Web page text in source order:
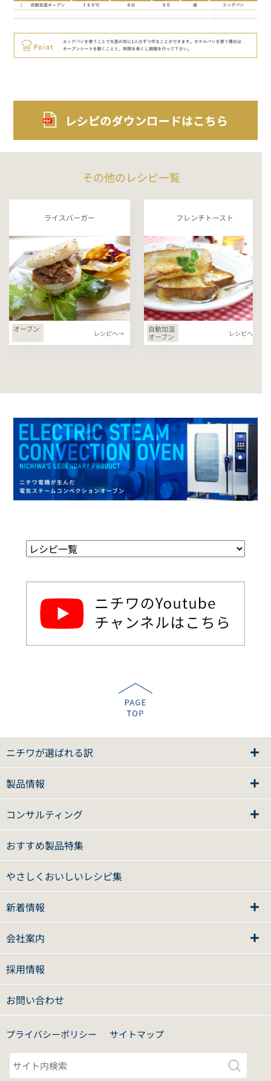
その他のレシピ一覧
ライスバーガー
オーブン レシピへ→
フレンチトースト
自動加湿
オーブン
レシピへ→
ニチワが選ばれる訳
製品情報
コンサルティング
おすすめ製品特集
やさしくおいしいレシピ集
新着情報
会社案内
採用情報
お問い合わせ
プライバシーポリシー サイトマップ